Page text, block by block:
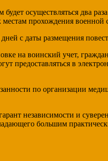
осуществляться два
местам прохождения военной
с даты размещения
на воинский учет,
предоставляться в
по организации
независимости и
большим